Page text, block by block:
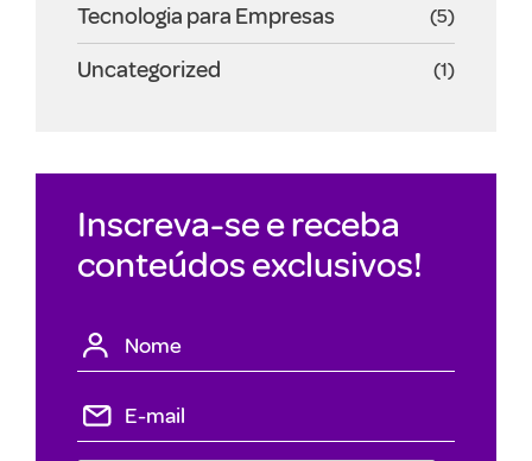
Tecnologia para Empresas (5)
Uncategorized (1)
Inscreva-se e receba
conteúdos exclusivos!